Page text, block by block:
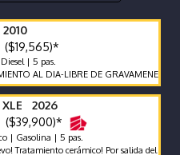
($19,565)*
| 5 pas.
AL DIA-LIBRE DE GRAVAMENES-
2026
($39,900)*
| Gasolina | 5 pas.
cerámico! Por salida del país no